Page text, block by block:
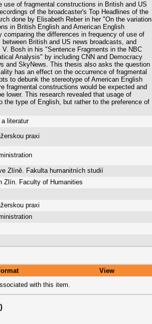
use of fragmental constructions in British and US
of the broadcaster's Top Headlines of the
done by Elisabeth Reber in her "On the variation
in British English and American English
comparing the differences in frequency of use of
British and US news broadcasts, and
Bosh in his "Sentence Fragments in the NBC
Analysis" by including CNN and Democracy
and SkyNews. This thesis also asks the question
has an effect on the occurrence of fragmental
to debunk the stereotype of American English
fragmental constructions would be expected and
lower. This research revealed that usage of
the type of English, but rather to the preference of
literatur
praxi
Zlíně. Fakulta humanitních studií
Zlín. Faculty of Humanities
praxi
View
with this item.